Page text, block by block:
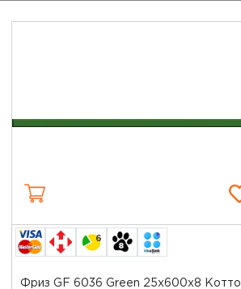
6
Фриз GF 6036 Green 25x600x8 Котто